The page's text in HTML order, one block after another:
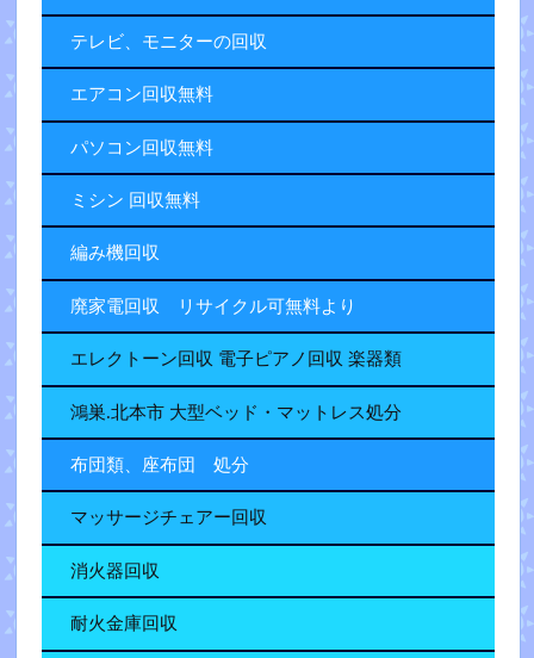
テレビ、モニターの回収
エアコン回収無料
パソコン回収無料
ミシン 回収無料
編み機回収
廃家電回収 リサイクル可無料より
エレクトーン回収 電子ピアノ回収 楽器類
鴻巣.北本市 大型ベッド・マットレス処分
布団類、座布団 処分
マッサージチェアー回収
消火器回収
耐火金庫回収